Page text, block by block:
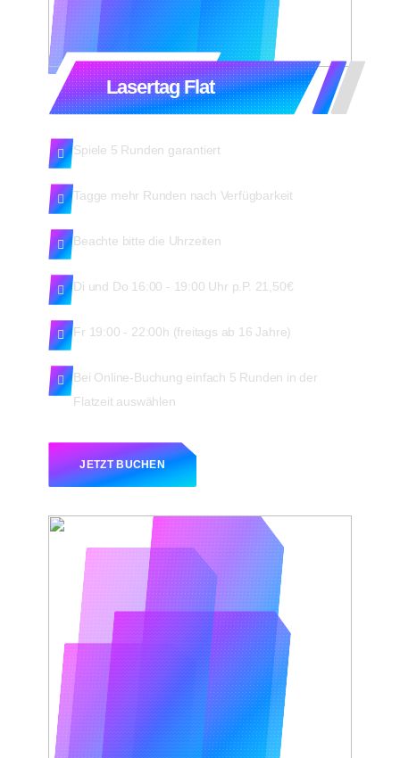
Lasertag Flat
Spiele 5 Runden garantiert
Tagge mehr Runden nach Verfügbarkeit
Beachte bitte die Uhrzeiten
Di und Do 16:00 - 19:00 Uhr p.P. 21,50€
Fr 19:00 - 22:00h (freitags ab 16 Jahre)
Bei Online-Buchung einfach 5 Runden in der
Flatzeit auswählen
JETZT BUCHEN